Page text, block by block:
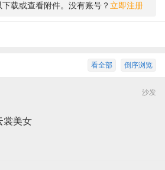
下载或查看附件。没有账号？ 立即注册
倒序浏览
看全部
沙发
裳美女